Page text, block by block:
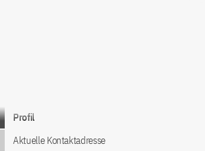
Zum Inhalt springen
Profil
Aktuelle Kontaktadresse